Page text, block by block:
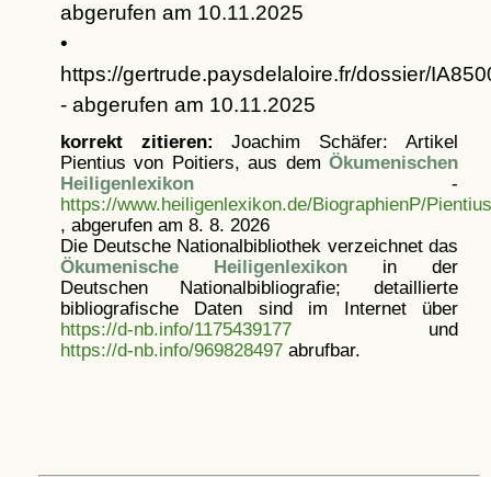
abgerufen am 10.11.2025
•
https://gertrude.paysdelaloire.fr/dossier/
- abgerufen am 10.11.2025
korrekt zitieren: Joachim Schäfer: Artikel
Pientius von Poitiers, aus dem Ökumenischen
Heiligenlexikon-
https://www.heiligenlexikon.de/BiographienP/
, abgerufen am 8. 8. 2026
Die Deutsche Nationalbibliothek verzeichnet das
Ökumenische Heiligenlexikonin der
Deutschen Nationalbibliografie; detaillierte
bibliografische Daten sind im Internet über
https://d-nb.info/1175439177und
https://d-nb.info/969828497abrufbar.